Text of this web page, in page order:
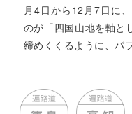
月4日から12月7日に
のが「四国山地を軸と
締めくくるように、パ